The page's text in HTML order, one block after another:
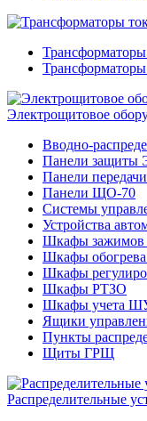
Электрощитовое
Вводно-
Панели защиты
Панели
Панели ЩО-70
Системы
Устройства
Шкафы
Шкафы
Шкафы
Шкафы РТЗО
Шкафы учета
Ящики
Пункты
Щиты ГРЩ
Распределительные